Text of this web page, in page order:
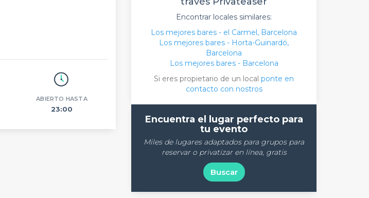
ABIERTO HASTA
23:00
Encontrar locales similares:
Los mejores bares - el Carmel, Barcelona
Los mejores bares - Horta-Guinardó,
Barcelona
Los mejores bares - Barcelona
Si eres propietario de un local ponte en
contacto con nostros
Encuentra el lugar perfecto para
tu evento
Miles de lugares adaptados para grupos para
reservar o privatizar en línea, gratis
Buscar